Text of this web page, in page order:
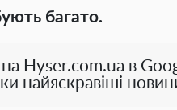
багато.
Hyser.com.ua в
найяскравіші